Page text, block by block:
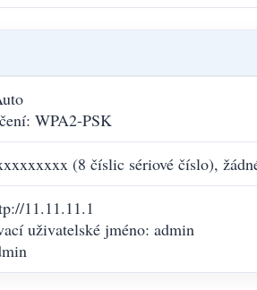
WPA2-PSK
(8 číslic sériové číslo),
11.11.11.1
uživatelské jméno: admin